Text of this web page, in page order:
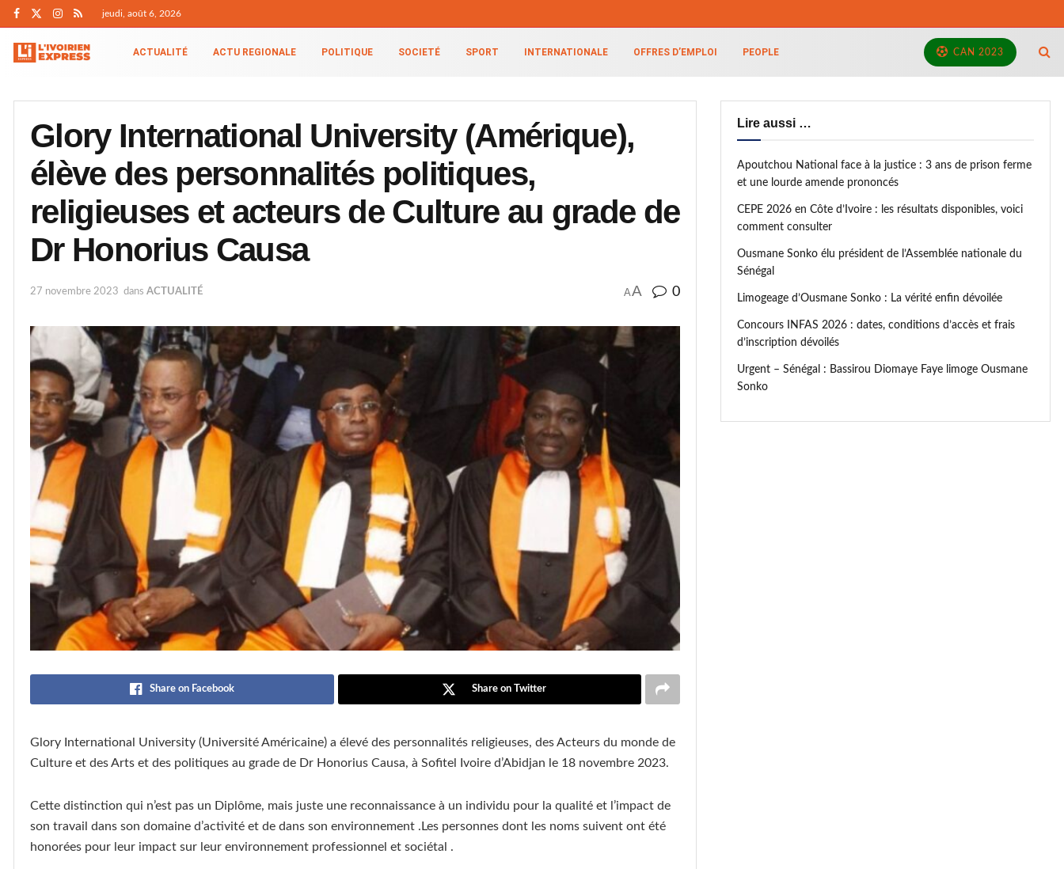
jeudi, août 6, 2026
ACTUALITÉ ACTU REGIONALE POLITIQUE SOCIETÉ SPORT INTERNATIONALE OFFRES D’EMPLOI PEOPLE CAN 2023
Glory International University (Amérique),
élève des personnalités politiques,
religieuses et acteurs de Culture au grade de
Dr Honorius Causa
27 novembre 2023 dans ACTUALITÉ AA 0
Share on Facebook Share on Twitter
Glory International University (Université Américaine) a élevé des personnalités religieuses, des Acteurs du monde de
Culture et des Arts et des politiques au grade de Dr Honorius Causa, à Sofitel Ivoire d’Abidjan le 18 novembre 2023.
Cette distinction qui n’est pas un Diplôme, mais juste une reconnaissance à un individu pour la qualité et l’impact de
son travail dans son domaine d’activité et de dans son environnement .Les personnes dont les noms suivent ont été
honorées pour leur impact sur leur environnement professionnel et sociétal .
Lire aussi …
Apoutchou National face à la justice : 3 ans de prison ferme
et une lourde amende prononcés
CEPE 2026 en Côte d’Ivoire : les résultats disponibles, voici
comment consulter
Ousmane Sonko élu président de l’Assemblée nationale du
Sénégal
Limogeage d’Ousmane Sonko : La vérité enfin dévoilée
Concours INFAS 2026 : dates, conditions d’accès et frais
d’inscription dévoilés
Urgent – Sénégal : Bassirou Diomaye Faye limoge Ousmane
Sonko